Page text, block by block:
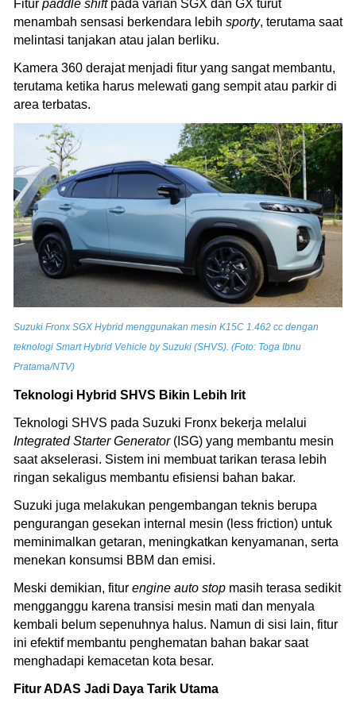
Fitur paddle shiftpada varian SGX dan GX turut
menambah sensasi berkendara lebih sporty, terutama saat
melintasi tanjakan atau jalan berliku.
Kamera 360 derajat menjadi fitur yang sangat membantu,
terutama ketika harus melewati gang sempit atau parkir di
area terbatas.
Suzuki Fronx SGX Hybrid menggunakan mesin K15C 1.462 cc dengan
teknologi Smart Hybrid Vehicle by Suzuki (SHVS). (Foto: Toga Ibnu
Pratama/NTV)
Teknologi Hybrid SHVS Bikin Lebih Irit
Teknologi SHVS pada Suzuki Fronx bekerja melalui
Integrated Starter Generator(ISG) yang membantu mesin
saat akselerasi. Sistem ini membuat tarikan terasa lebih
ringan sekaligus membantu efisiensi bahan bakar.
Suzuki juga melakukan pengembangan teknis berupa
pengurangan gesekan internal mesin (less friction) untuk
meminimalkan getaran, meningkatkan kenyamanan, serta
menekan konsumsi BBM dan emisi.
Meski demikian, fitur engine auto stop masih terasa sedikit
mengganggu karena transisi mesin mati dan menyala
kembali belum sepenuhnya halus. Namun di sisi lain, fitur
ini efektif membantu penghematan bahan bakar saat
menghadapi kemacetan kota besar.
Fitur ADAS Jadi Daya Tarik Utama